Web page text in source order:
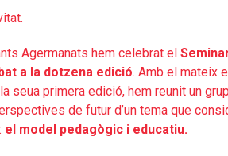
Agermanats hem celebrat el
a la dotzena edició. Amb el mateix
seua primera edició, hem reunit un
de futur d’un tema que
el model pedagògic i educatiu.